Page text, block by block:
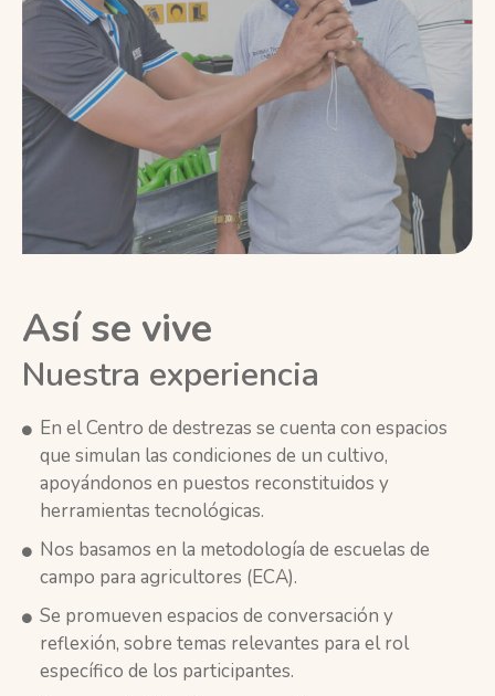
Así se vive
Nuestra experiencia
En el Centro de destrezas se cuenta con espacios
que simulan las condiciones de un cultivo,
apoyándonos en puestos reconstituidos y
herramientas tecnológicas.
Nos basamos en la metodología de escuelas de
campo para agricultores (ECA).
Se promueven espacios de conversación y
reflexión, sobre temas relevantes para el rol
específico de los participantes.